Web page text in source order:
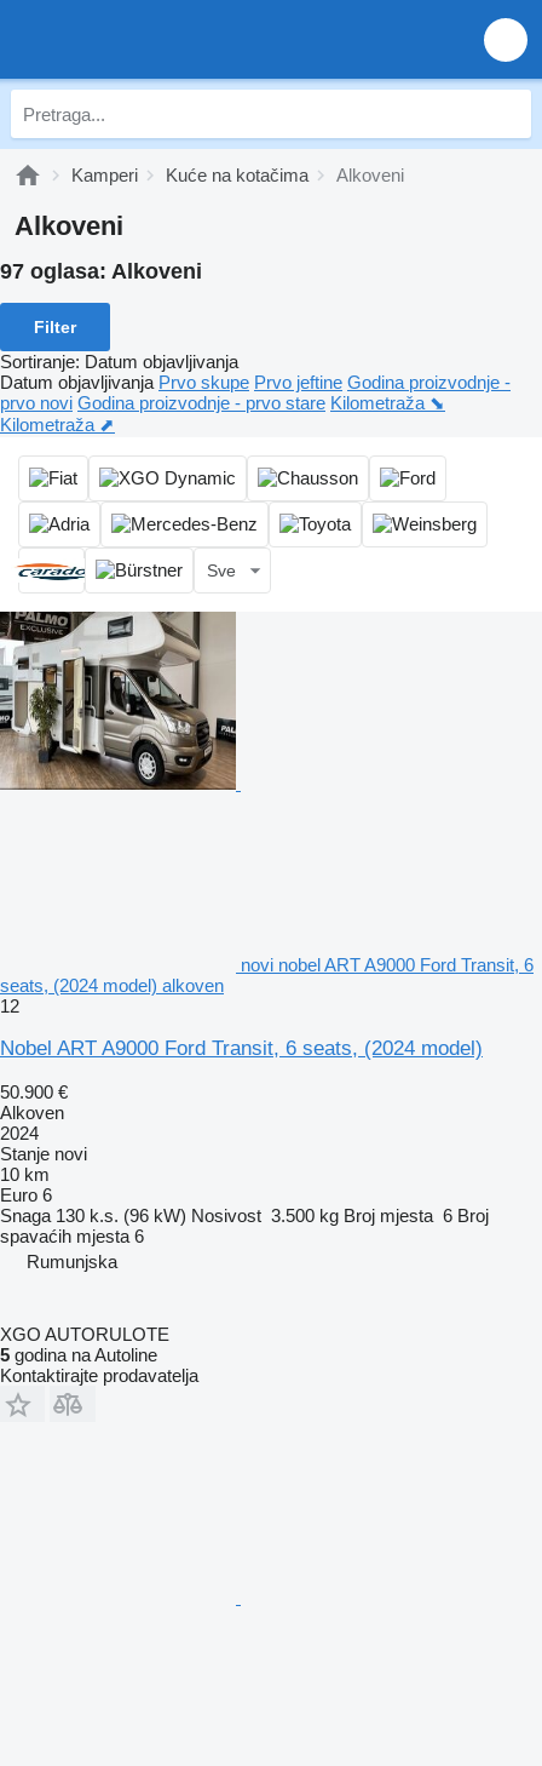
Kamperi Kuće na kotačima Alkoveni
Alkoveni
97 oglasa: Alkoveni
Filter
Sortiranje: Datum objavljivanja
Datum objavljivanja Prvo skupe Prvo jeftine Godina proizvodnje -
prvo novi Godina proizvodnje - prvo stare Kilometraža ⬊
Kilometraža ⬈
Sve
novi nobel ART A9000 Ford Transit, 6
seats, (2024 model) alkoven
12
Nobel ART A9000 Ford Transit, 6 seats, (2024 model)
50.900 €
Alkoven
2024
Stanje novi
10 km
Euro 6
Snaga 130 k.s. (96 kW) Nosivost 3.500 kg Broj mjesta 6 Broj
spavaćih mjesta 6
Rumunjska
XGO AUTORULOTE
5 godina na Autoline
Kontaktirajte prodavatelja